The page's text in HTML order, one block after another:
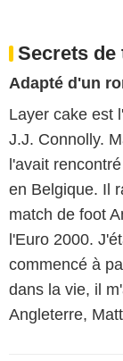
Secrets de
Adapté d'un
Layer cake est
J.J. Connolly.
l'avait
en Belgique. Il
match de foot
l'Euro 2000.
commencé à
dans la vie, il
Angleterre,